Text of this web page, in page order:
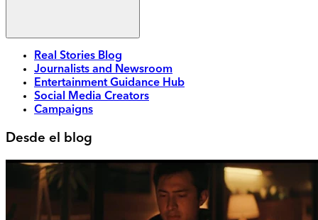
Real Stories Blog
Journalists and Newsroom
Entertainment Guidance Hub
Social Media Creators
Campaigns
Desde el blog